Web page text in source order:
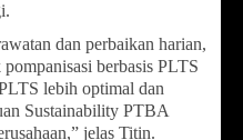
dan perbaikan harian,
berbasis PLTS
lebih optimal dan
Sustainability PTBA
jelas Titin.